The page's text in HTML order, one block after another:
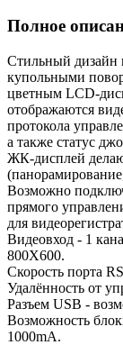
Полное
Стильный дизайн
купольными
цветным LCD-
отображаются
протокола
а также статус
ЖК-дисплей
Возможно
прямого
для
Видеовход - 1
800X600.
Скорость порта
Удалённость от
Разъем USB -
Возможность
1000mA.